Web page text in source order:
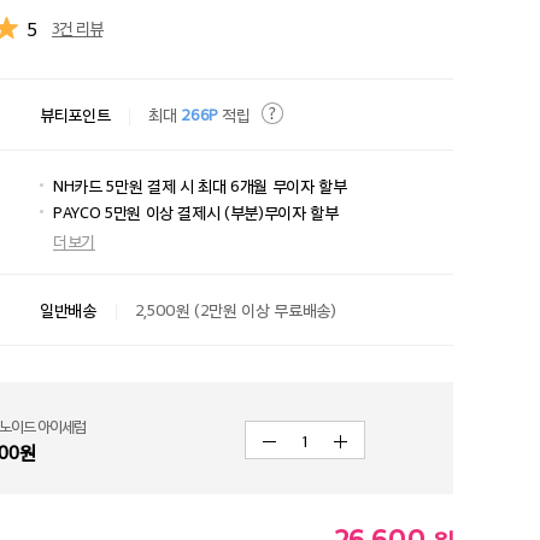
5 3건 리뷰
뷰티포인트 최대 266P적립
NH카드 5만원 결제 시 최대 6개월 무이자 할부
PAYCO 5만원 이상 결제시 (부분)무이자 할부
더보기
일반배송 2,500원 (2만원 이상 무료배송)
이드 아이세럼
원 1